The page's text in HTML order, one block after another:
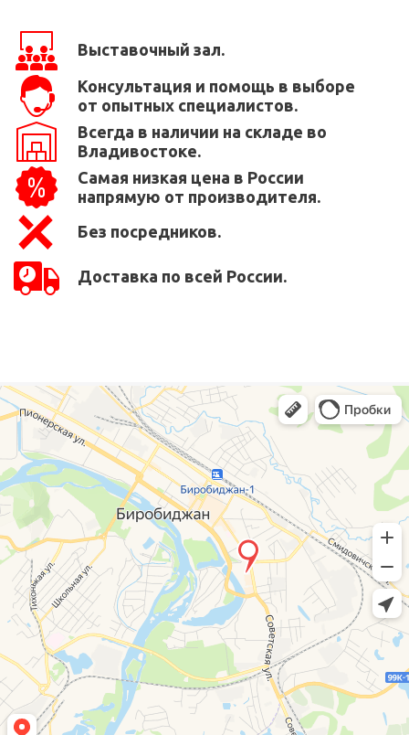
Выставочный зал.
Консультация и помощь в выборе
от опытных специалистов.
Всегда в наличии на складе во
Владивостоке.
Самая низкая цена в России
напрямую от производителя.
Без посредников.
Доставка по всей России.